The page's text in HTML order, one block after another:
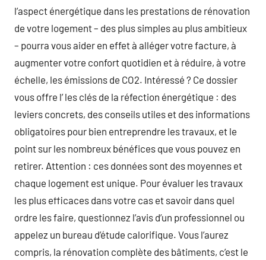
l’aspect énergétique dans les prestations de rénovation
de votre logement – des plus simples au plus ambitieux
– pourra vous aider en effet à alléger votre facture, à
augmenter votre confort quotidien et à réduire, à votre
échelle, les émissions de CO2. Intéressé ? Ce dossier
vous offre l’ les clés de la réfection énergétique : des
leviers concrets, des conseils utiles et des informations
obligatoires pour bien entreprendre les travaux, et le
point sur les nombreux bénéfices que vous pouvez en
retirer. Attention : ces données sont des moyennes et
chaque logement est unique. Pour évaluer les travaux
les plus efficaces dans votre cas et savoir dans quel
ordre les faire, questionnez l’avis d’un professionnel ou
appelez un bureau d’étude calorifique. Vous l’aurez
compris, la rénovation complète des bâtiments, c’est le